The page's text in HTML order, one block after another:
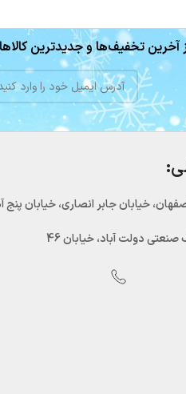
آخرین تخفیف‌ها و جدیدترین
خیابان جابر انصاری، خیابان پنج آذر، نبش کوچه 12،
دولت آباد، خیابان 46